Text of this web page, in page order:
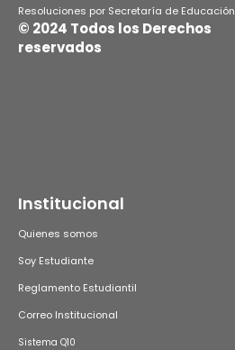
Resoluciones por Secretaría de Educación
© 2024 Todos los Derechos
reservados
Institucional
Quienes somos
Soy Estudiante
Reglamento Estudiantil
Correo Institucional
Sistema Q10